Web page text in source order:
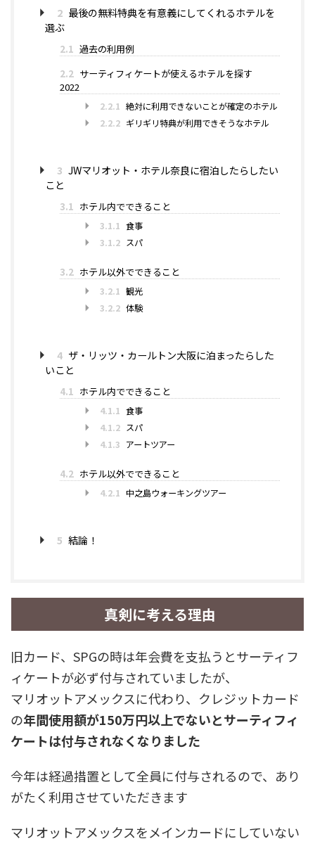
2 最後の無料特典を有意義にしてくれるホテルを
選ぶ
2.1 過去の利用例
2.2 サーティフィケートが使えるホテルを探す
2022
2.2.1 絶対に利用できないことが確定のホテル
2.2.2 ギリギリ特典が利用できそうなホテル
3 JWマリオット・ホテル奈良に宿泊したらしたい
こと
3.1 ホテル内でできること
3.1.1 食事
3.1.2 スパ
3.2 ホテル以外でできること
3.2.1 観光
3.2.2 体験
4 ザ・リッツ・カールトン大阪に泊まったらした
いこと
4.1 ホテル内でできること
4.1.1 食事
4.1.2 スパ
4.1.3 アートツアー
4.2 ホテル以外でできること
4.2.1 中之島ウォーキングツアー
5 結論！
真剣に考える理由
旧カード、SPGの時は年会費を支払うとサーティフ
ィケートが必ず付与されていましたが、
マリオットアメックスに代わり、クレジットカード
の年間使用額が150万円以上でないとサーティフィ
ケートは付与されなくなりました
今年は経過措置として全員に付与されるので、あり
がたく利用させていただきます
マリオットアメックスをメインカードにしていない